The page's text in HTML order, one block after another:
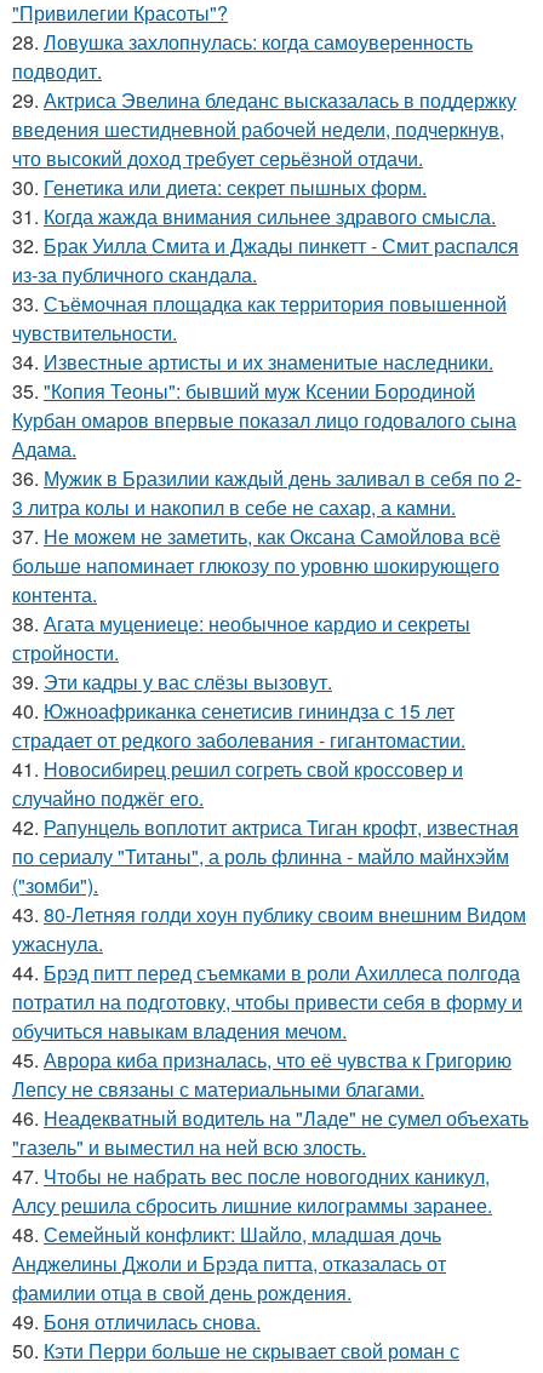
"Привилегии Красоты"?
28. Ловушка захлопнулась: когда самоуверенность
подводит.
29. Актриса Эвелина бледанс высказалась в поддержку
введения шестидневной рабочей недели, подчеркнув,
что высокий доход требует серьёзной отдачи.
30. Генетика или диета: секрет пышных форм.
31. Когда жажда внимания сильнее здравого смысла.
32. Брак Уилла Смита и Джады пинкетт - Смит распался
из-за публичного скандала.
33. Съёмочная площадка как территория повышенной
чувствительности.
34. Известные артисты и их знаменитые наследники.
35. "Копия Теоны": бывший муж Ксении Бородиной
Курбан омаров впервые показал лицо годовалого сына
Адама.
36. Мужик в Бразилии каждый день заливал в себя по 2-
3 литра колы и накопил в себе не сахар, а камни.
37. Не можем не заметить, как Оксана Самойлова всё
больше напоминает глюкозу по уровню шокирующего
контента.
38. Агата муцениеце: необычное кардио и секреты
стройности.
39. Эти кадры у вас слёзы вызовут.
40. Южноафриканка сенетисив гининдза с 15 лет
страдает от редкого заболевания - гигантомастии.
41. Новосибирец решил согреть свой кроссовер и
случайно поджёг его.
42. Рапунцель воплотит актриса Тиган крофт, известная
по сериалу "Титаны", а роль флинна - майло майнхэйм
("зомби").
43. 80-Летняя голди хоун публику своим внешним Видом
ужаснула.
44. Брэд питт перед съемками в роли Ахиллеса полгода
потратил на подготовку, чтобы привести себя в форму и
обучиться навыкам владения мечом.
45. Аврора киба призналась, что её чувства к Григорию
Лепсу не связаны с материальными благами.
46. Неадекватный водитель на "Ладе" не сумел объехать
"газель" и выместил на ней всю злость.
47. Чтобы не набрать вес после новогодних каникул,
Алсу решила сбросить лишние килограммы заранее.
48. Семейный конфликт: Шайло, младшая дочь
Анджелины Джоли и Брэда питта, отказалась от
фамилии отца в свой день рождения.
49. Боня отличилась снова.
50. Кэти Перри больше не скрывает свой роман с